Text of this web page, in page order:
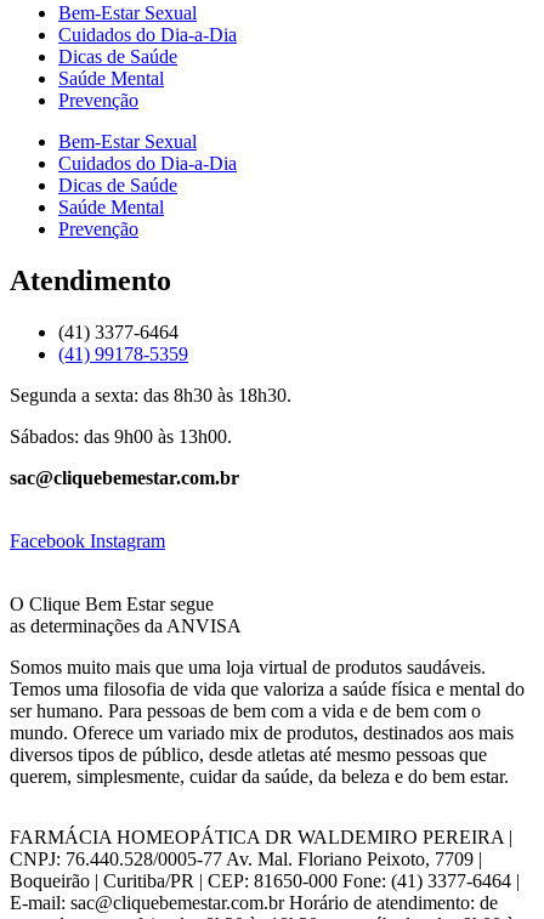
Bem-Estar Sexual
Cuidados do Dia-a-Dia
Dicas de Saúde
Saúde Mental
Prevenção
Bem-Estar Sexual
Cuidados do Dia-a-Dia
Dicas de Saúde
Saúde Mental
Prevenção
Atendimento
(41) 3377-6464
(41) 99178-5359
Segunda a sexta: das 8h30 às 18h30.
Sábados: das 9h00 às 13h00.
sac@cliquebemestar.com.br
Facebook Instagram
O Clique Bem Estar segue
as determinações da ANVISA
Somos muito mais que uma loja virtual de produtos saudáveis.
Temos uma filosofia de vida que valoriza a saúde física e mental do
ser humano. Para pessoas de bem com a vida e de bem com o
mundo. Oferece um variado mix de produtos, destinados aos mais
diversos tipos de público, desde atletas até mesmo pessoas que
querem, simplesmente, cuidar da saúde, da beleza e do bem estar.
FARMÁCIA HOMEOPÁTICA DR WALDEMIRO PEREIRA |
CNPJ: 76.440.528/0005-77 Av. Mal. Floriano Peixoto, 7709 |
Boqueirão | Curitiba/PR | CEP: 81650-000 Fone: (41) 3377-6464 |
E-mail: sac@cliquebemestar.com.br Horário de atendimento: de